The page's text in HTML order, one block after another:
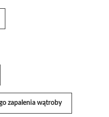
zapalenia wątroby